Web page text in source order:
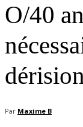
O/40
dérision
Par Maxime B